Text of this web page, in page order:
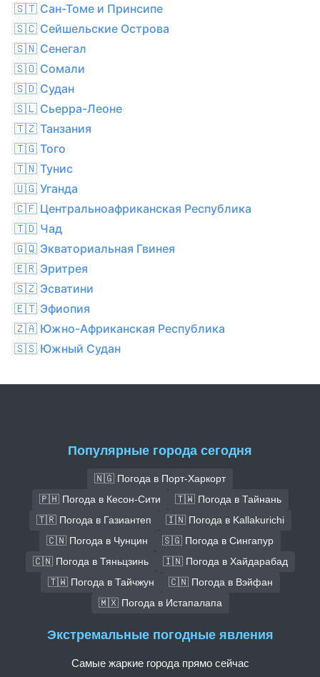
🇸🇹 Сан-Томе и Принсипе
🇸🇨 Сейшельские Острова
🇸🇳 Сенегал
🇸🇴 Сомали
🇸🇩 Судан
🇸🇱 Сьерра-Леоне
🇹🇿 Танзания
🇹🇬 Того
🇹🇳 Тунис
🇺🇬 Уганда
🇨🇫 Центральноафриканская Республика
🇹🇩 Чад
🇬🇶 Экваториальная Гвинея
🇪🇷 Эритрея
🇸🇿 Эсватини
🇪🇹 Эфиопия
🇿🇦 Южно-Африканская Республика
🇸🇸 Южный Судан
Популярные города сегодня
🇳🇬 Погода в Порт-Харкорт
🇵🇭 Погода в Кесон-Сити
🇹🇼 Погода в Тайнань
🇹🇷 Погода в Газиантеп
🇮🇳 Погода в Kallakurichi
🇨🇳 Погода в Чунцин
🇸🇬 Погода в Сингапур
🇨🇳 Погода в Тяньцзинь
🇮🇳 Погода в Хайдарабад
🇹🇼 Погода в Тайчжун
🇨🇳 Погода в Вэйфан
🇲🇽 Погода в Истапалапа
Экстремальные погодные явления
Самые жаркие города прямо сейчас